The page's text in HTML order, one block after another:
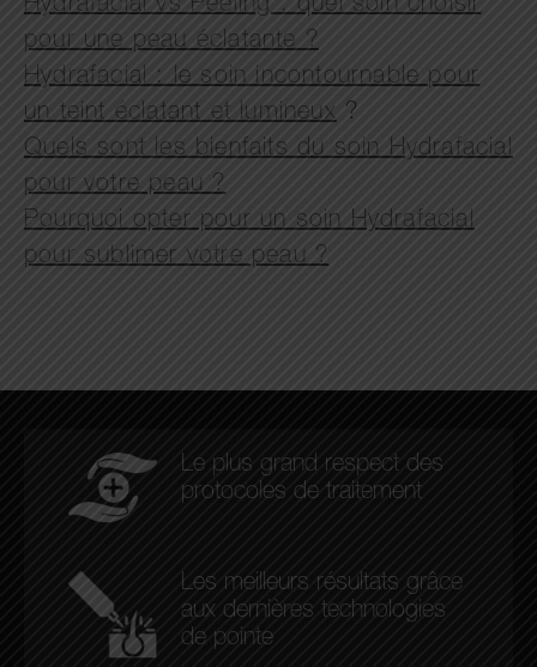
Hydrafacial vs Peeling : quel soin choisir
pour une peau éclatante ?
Hydrafacial : le soin incontournable pour
un teint éclatant et lumineux ?
Quels sont les bienfaits du soin Hydrafacial
pour votre peau ?
Pourquoi opter pour un soin Hydrafacial
pour sublimer votre peau ?
Le plus grand respect des
protocoles de traitement
Les meilleurs résultats grâce
aux dernières technologies
de pointe